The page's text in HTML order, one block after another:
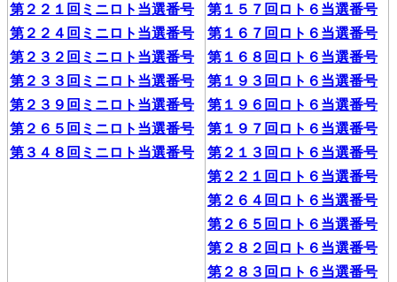
第２２１回ミニロト当選番号
第２２４回ミニロト当選番号
第２３２回ミニロト当選番号
第２３３回ミニロト当選番号
第２３９回ミニロト当選番号
第２６５回ミニロト当選番号
第３４８回ミニロト当選番号
第１５７回ロト６当選番号
第１６７回ロト６当選番号
第１６８回ロト６当選番号
第１９３回ロト６当選番号
第１９６回ロト６当選番号
第１９７回ロト６当選番号
第２１３回ロト６当選番号
第２２１回ロト６当選番号
第２６４回ロト６当選番号
第２６５回ロト６当選番号
第２８２回ロト６当選番号
第２８３回ロト６当選番号